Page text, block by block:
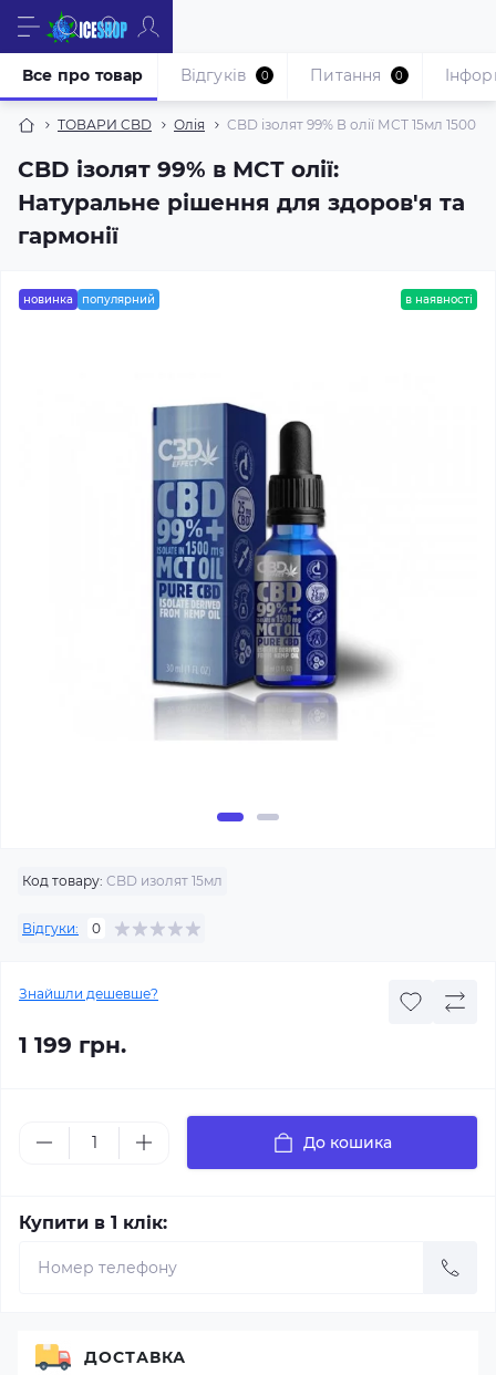
ТОВАРИ CBD Олія CBD ізолят 99% В олії МСТ 15мл 1500
CBD ізолят 99% в МСТ олії:
Натуральне рішення для здоров'я та
гармонії
Все про товар Відгуків 0 Питання 0
новинка популярний в наявності
Код товару: CBD изолят 15мл
Відгуки: 0
Знайшли дешевше?
1 199 грн.
До кошика
Купити в 1 клік:
ДОСТАВКА